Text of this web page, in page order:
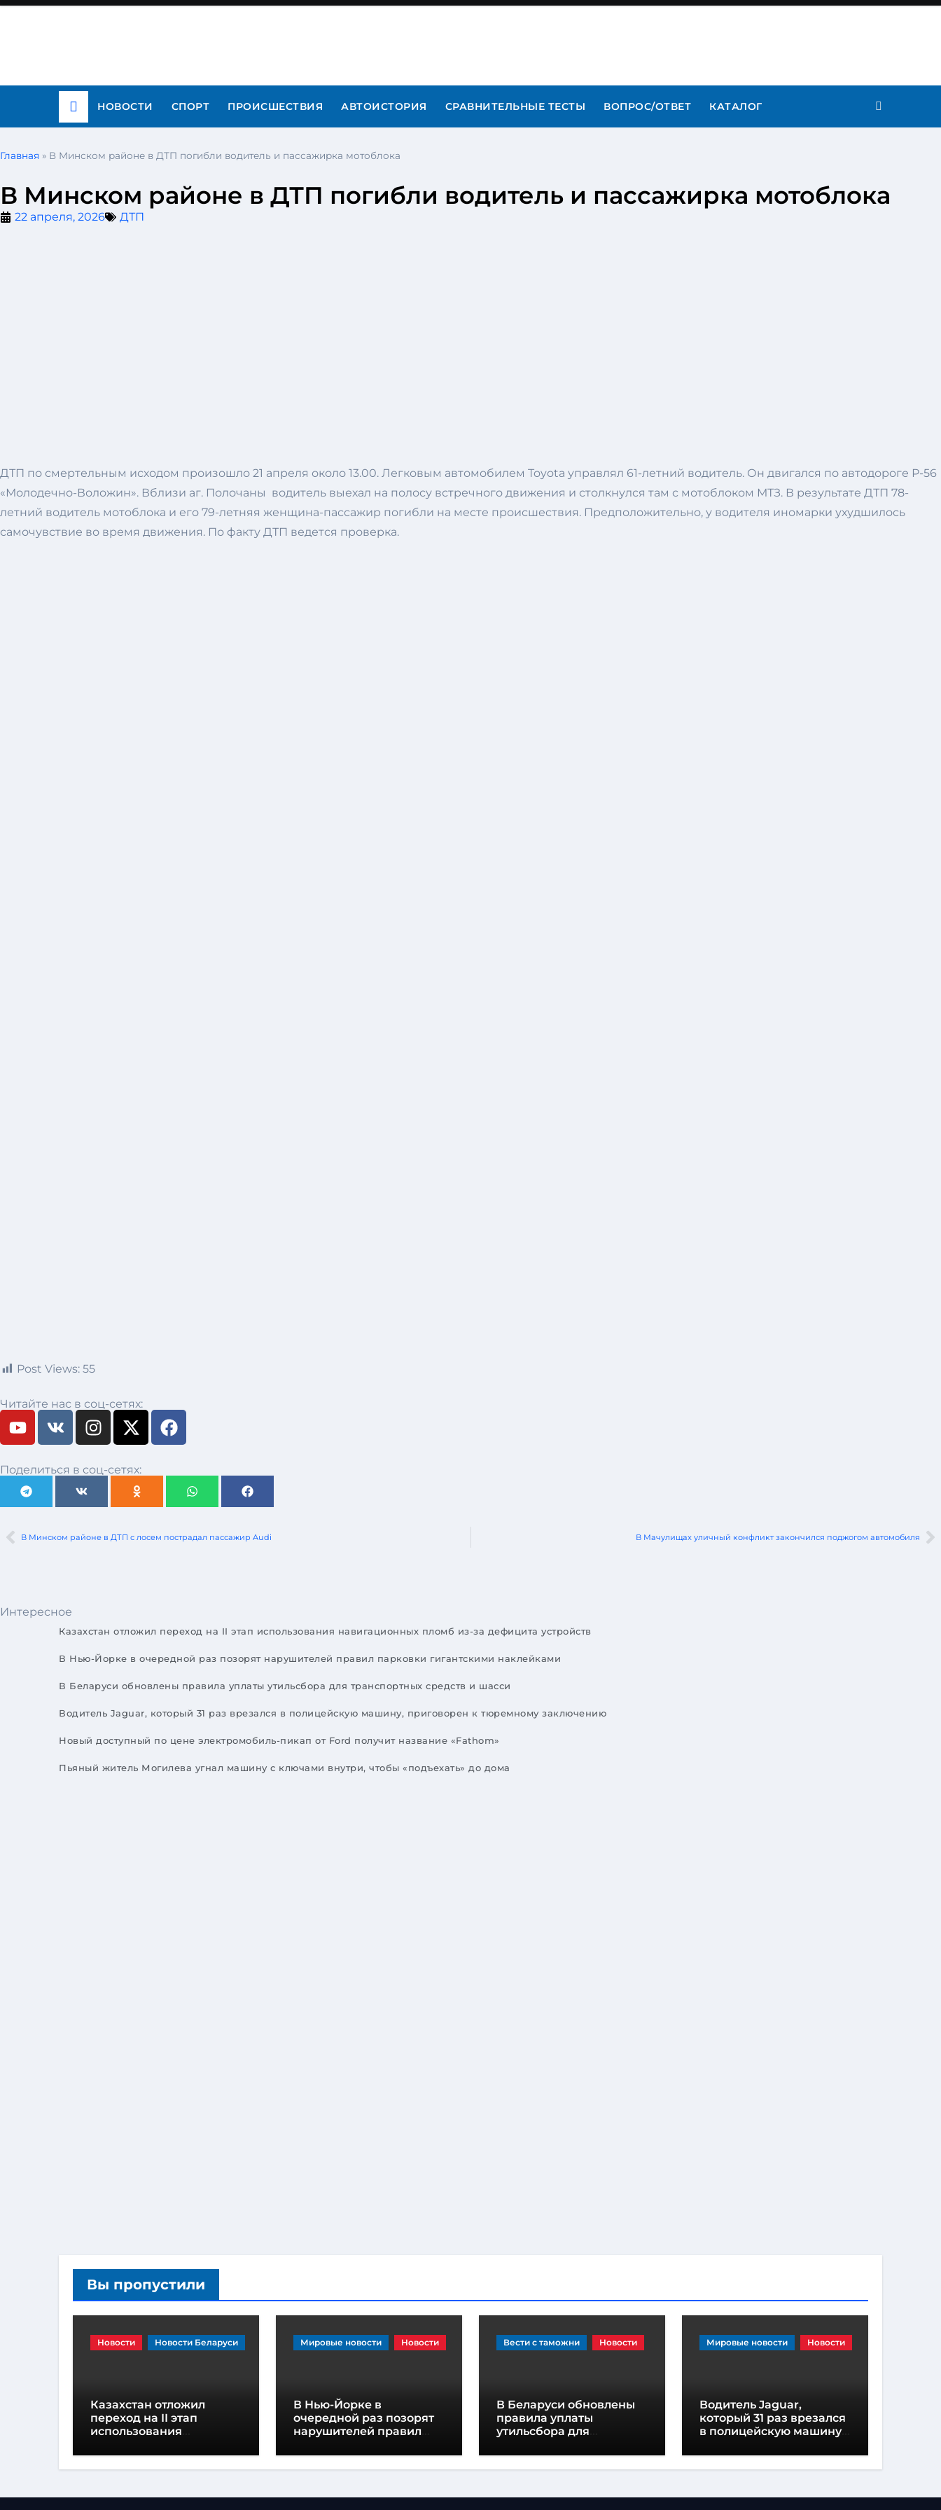
НОВОСТИ СПОРТ ПРОИСШЕСТВИЯ АВТОИСТОРИЯ СРАВНИТЕЛЬНЫЕ ТЕСТЫ ВОПРОС/ОТВЕТ КАТАЛОГ
Главная » В Минском районе в ДТП погибли водитель и пассажирка мотоблока
В Минском районе в ДТП погибли водитель и пассажирка мотоблока
22 апреля, 2026 ДТП
ДТП по смертельным исходом произошло 21 апреля около 13.00. Легковым автомобилем Toyota управлял 61-летний водитель. Он двигался по автодороге Р-56
«Молодечно-Воложин». Вблизи аг. Полочаны водитель выехал на полосу встречного движения и столкнулся там с мотоблоком МТЗ. В результате ДТП 78-
летний водитель мотоблока и его 79-летняя женщина-пассажир погибли на месте происшествия. Предположительно, у водителя иномарки ухудшилось
самочувствие во время движения. По факту ДТП ведется проверка.
Post Views: 55
Читайте нас в соц-сетях:
Поделиться в соц-сетях:
В Минском районе в ДТП с лосем пострадал пассажир Audi В Мачулищах уличный конфликт закончился поджогом автомобиля
Интересное
Казахстан отложил переход на II этап использования навигационных пломб из-за дефицита устройств
В Нью-Йорке в очередной раз позорят нарушителей правил парковки гигантскими наклейками
В Беларуси обновлены правила уплаты утильсбора для транспортных средств и шасси
Водитель Jaguar, который 31 раз врезался в полицейскую машину, приговорен к тюремному заключению
Новый доступный по цене электромобиль-пикап от Ford получит название «Fathom»
Пьяный житель Могилева угнал машину с ключами внутри, чтобы «подъехать» до дома
Вы пропустили
Новости Новости Беларуси
Казахстан отложил
переход на II этап
использования
из-за дефицита
устройств
Мировые новости Новости
В Нью-Йорке в
очередной раз позорят
нарушителей правил
наклейками
Вести с таможни Новости
В Беларуси обновлены
правила уплаты
утильсбора для
шасси
Мировые новости Новости
Водитель Jaguar,
который 31 раз врезался
в полицейскую машину,
тюремному заключению